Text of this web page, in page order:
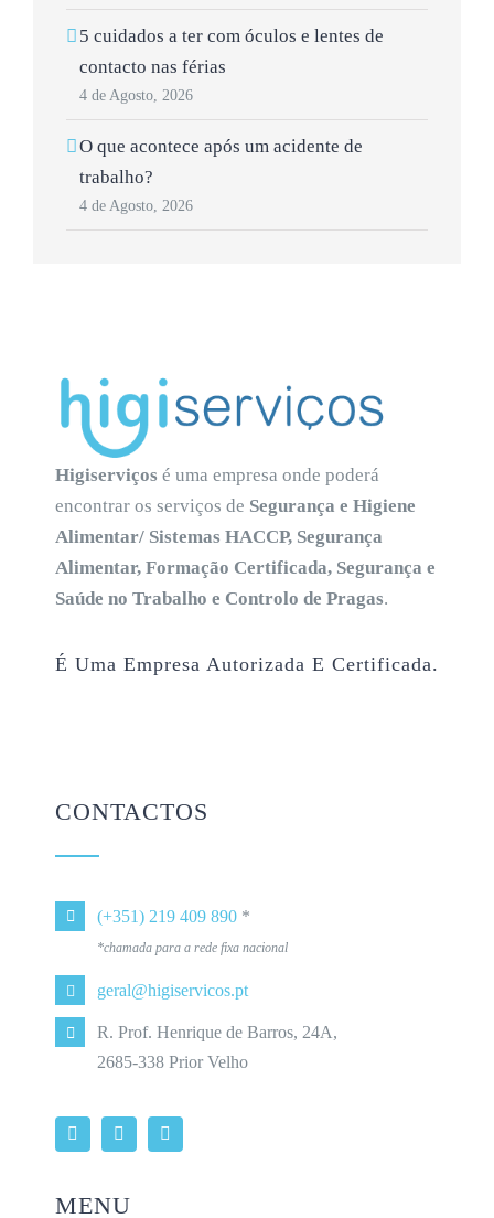
5 cuidados a ter com óculos e lentes de
contacto nas férias
4 de Agosto, 2026
O que acontece após um acidente de
trabalho?
4 de Agosto, 2026
Higiserviços é uma empresa onde poderá
encontrar os serviços de Segurança e Higiene
Alimentar/ Sistemas HACCP, Segurança
Alimentar, Formação Certificada, Segurança e
Saúde no Trabalho e Controlo de Pragas.
É Uma Empresa Autorizada E Certificada.
CONTACTOS
(+351) 219 409 890 *
*chamada para a rede fixa nacional
geral@higiservicos.pt
R. Prof. Henrique de Barros, 24A,
2685-338 Prior Velho
MENU